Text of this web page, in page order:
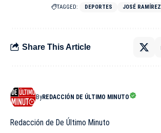
TAGGED: DEPORTES JOSÉ RAMÍREZ
Share This Article
ByREDACCIÓN DE ÚLTIMO MINUTO
Redacción de De Último Minuto